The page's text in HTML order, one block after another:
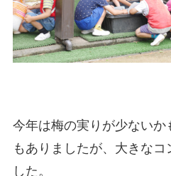
今年は梅の実りが少ない
もありましたが、大きなコ
した。